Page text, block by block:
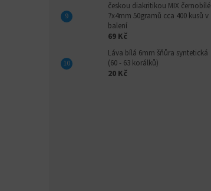
českou diakritikou MIX černobílé
7x4mm 50gramů cca 400 kusů v
balení
69 Kč
Láva bílá 6mm šňůra syntetická
(60 - 63 korálků)
20 Kč